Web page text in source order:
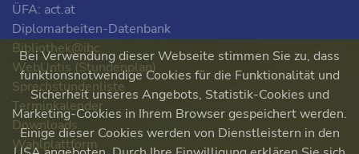
ÜFA: act.at
Diplomarbeiten-Datenbank
Bibliothek@ibc
WebUntis (Stundenplan)
Sprechstundenliste
Terminkalender
Downloads
Wahlplattform
Bei Verwendung dieser Webseite stimmen Sie zu, dass
funktionsnotwendige Cookies für die Funktionalität und
Sicherheit unseres Angebots, Statistik-Cookies und
Marketing-Cookies in Ihrem Browser gespeichert werden.
Einige dieser Cookies werden von Dienstleistern in den